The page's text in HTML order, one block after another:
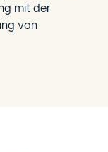
mit der
von